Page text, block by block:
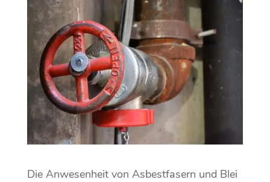
Die Anwesenheit von Asbestfasern und Blei